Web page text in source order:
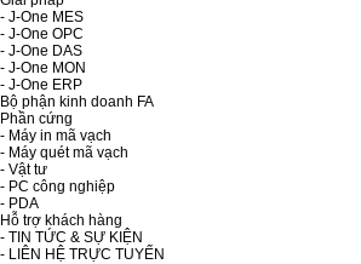
- J-One MES
- J-One OPC
- J-One DAS
- J-One MON
- J-One ERP
Bộ phận kinh doanh FA
Phần cứng
- Máy in mã vạch
- Máy quét mã vạch
- Vật tư
- PC công nghiệp
- PDA
Hỗ trợ khách hàng
- TIN TỨC & SỰ KIỆN
- LIÊN HỆ TRỰC TUYẾN